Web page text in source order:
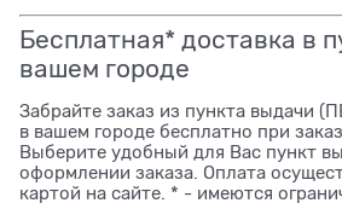
Бесплатная* доставка в
вашем городе
Забрайте заказ из пункта выдачи
в вашем городе бесплатно при
Выберите удобный для Вас пункт
оформлении заказа. Оплата
картой на сайте. * - имеются